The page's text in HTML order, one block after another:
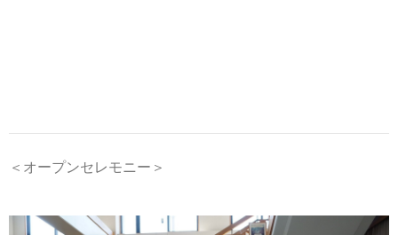
＜オープンセレモニー＞